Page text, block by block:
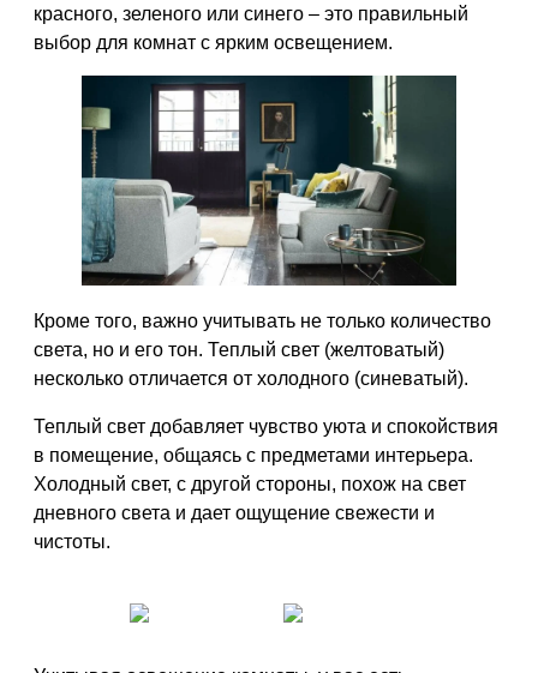
красного, зеленого или синего – это правильный
выбор для комнат с ярким освещением.
Кроме того, важно учитывать не только количество
света, но и его тон. Теплый свет (желтоватый)
несколько отличается от холодного (синеватый).
Теплый свет добавляет чувство уюта и спокойствия
в помещение, общаясь с предметами интерьера.
Холодный свет, с другой стороны, похож на свет
дневного света и дает ощущение свежести и
чистоты.